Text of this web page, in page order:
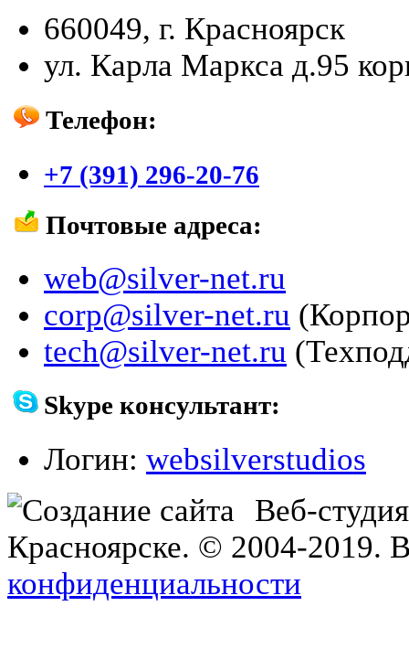
660049, г. Красноярск
ул. Карла Маркса д.95
Телефон:
+7 (391) 296-20-76
Почтовые адреса:
web@silver-net.ru
corp@silver-net.ru
tech@silver-net.ru
Skype консультант:
Логин: websilverstudios
Веб-
Красноярске. © 2004-2019.
конфиденциальности